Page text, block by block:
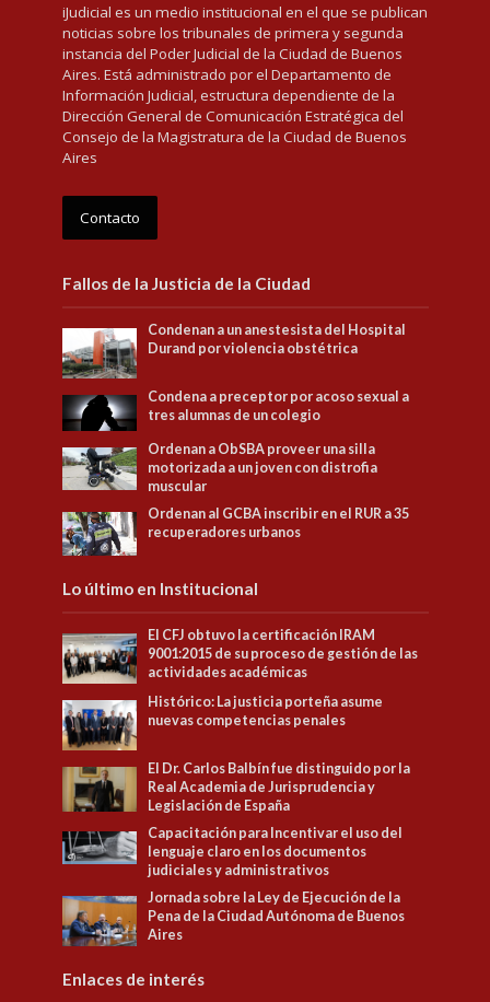
iJudicial es un medio institucional en el que se publican
noticias sobre los tribunales de primera y segunda
instancia del Poder Judicial de la Ciudad de Buenos
Aires. Está administrado por el Departamento de
Información Judicial, estructura dependiente de la
Dirección General de Comunicación Estratégica del
Consejo de la Magistratura de la Ciudad de Buenos
Aires
Contacto
Fallos de la Justicia de la Ciudad
Condenan a un anestesista del Hospital
Durand por violencia obstétrica
Condena a preceptor por acoso sexual a
tres alumnas de un colegio
Ordenan a ObSBA proveer una silla
motorizada a un joven con distrofia
muscular
Ordenan al GCBA inscribir en el RUR a 35
recuperadores urbanos
Lo último en Institucional
El CFJ obtuvo la certificación IRAM
9001:2015 de su proceso de gestión de las
actividades académicas
Histórico: La justicia porteña asume
nuevas competencias penales
El Dr. Carlos Balbín fue distinguido por la
Real Academia de Jurisprudencia y
Legislación de España
Capacitación para Incentivar el uso del
lenguaje claro en los documentos
judiciales y administrativos
Jornada sobre la Ley de Ejecución de la
Pena de la Ciudad Autónoma de Buenos
Aires
Enlaces de interés